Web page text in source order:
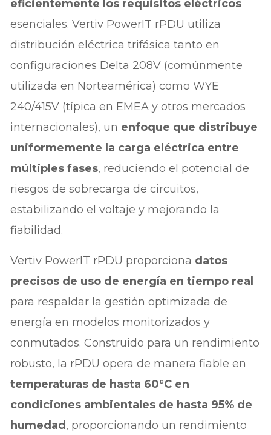
eficientemente los requisitos eléctricos
esenciales. Vertiv PowerIT rPDU utiliza
distribución eléctrica trifásica tanto en
configuraciones Delta 208V (comúnmente
utilizada en Norteamérica) como WYE
240/415V (típica en EMEA y otros mercados
internacionales), un enfoque que distribuye
uniformemente la carga eléctrica entre
múltiples fases, reduciendo el potencial de
riesgos de sobrecarga de circuitos,
estabilizando el voltaje y mejorando la
fiabilidad.
Vertiv PowerIT rPDU proporciona datos
precisos de uso de energía en tiempo real
para respaldar la gestión optimizada de
energía en modelos monitorizados y
conmutados. Construido para un rendimiento
robusto, la rPDU opera de manera fiable en
temperaturas de hasta 60°C en
condiciones ambientales de hasta 95% de
humedad , proporcionando un rendimiento